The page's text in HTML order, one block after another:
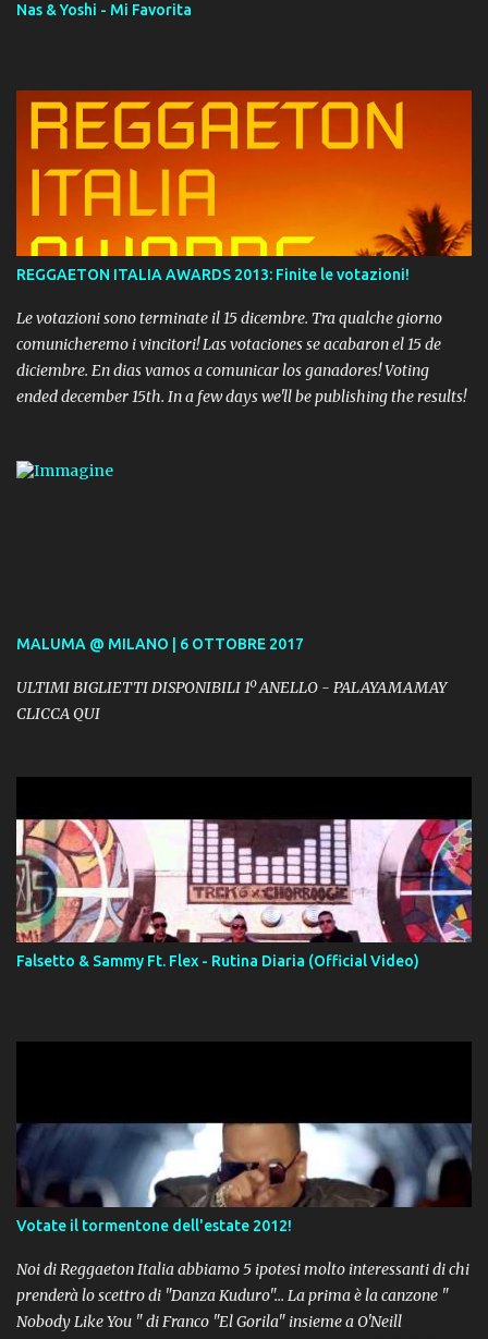
Nas & Yoshi - Mi Favorita
REGGAETON ITALIA AWARDS 2013: Finite le votazioni!
Le votazioni sono terminate il 15 dicembre. Tra qualche giorno
comunicheremo i vincitori! Las votaciones se acabaron el 15 de
diciembre. En dias vamos a comunicar los ganadores! Voting
ended december 15th. In a few days we'll be publishing the results!
MALUMA @ MILANO | 6 OTTOBRE 2017
ULTIMI BIGLIETTI DISPONIBILI 1º ANELLO - PALAYAMAMAY
CLICCA QUI
Falsetto & Sammy Ft. Flex - Rutina Diaria (Official Video)
Votate il tormentone dell'estate 2012!
Noi di Reggaeton Italia abbiamo 5 ipotesi molto interessanti di chi
prenderà lo scettro di "Danza Kuduro"... La prima è la canzone "
Nobody Like You " di Franco "El Gorila" insieme a O'Neill